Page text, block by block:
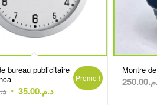
bureau publicitaire
Le
د.م.35.00
Le
Promo !
Montre
250.00